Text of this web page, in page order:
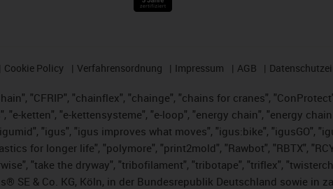
Cookie Policy Verfahrensordnung Impressum AGB
"CFRIP", "chainflex", "chainge", "chains for cranes",
"e-ketten", "e-kettensysteme", "e-loop", "energy chain", "energy
"igus", "igus improves what moves", "igus:bike", "igusGO",
for longer life", "polymore", "print2mold", "Rawbot", "RBTX",
"take the dryway", "tribofilament", "tribotape", "triflex",
SE & Co. KG, Köln, in der Bundesrepublik Deutschland sowie